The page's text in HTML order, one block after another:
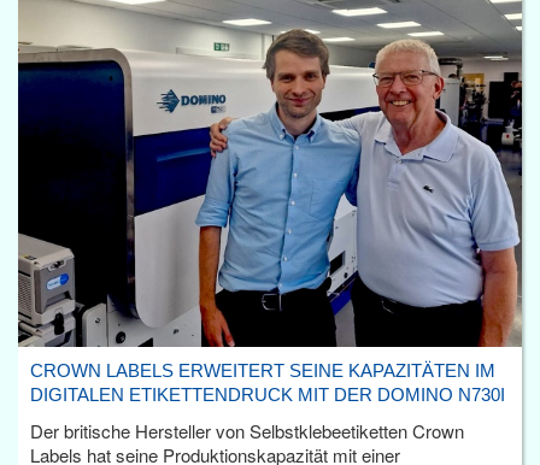
CROWN LABELS ERWEITERT SEINE KAPAZITÄTEN IM
DIGITALEN ETIKETTENDRUCK MIT DER DOMINO N730I
Der britische Hersteller von Selbstklebeetiketten Crown
Labels hat seine Produktionskapazität mit einer